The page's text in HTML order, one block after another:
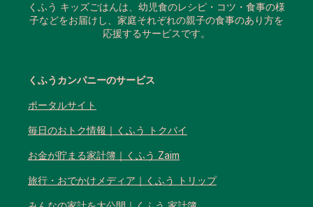
くふう キッズごはんは、幼児食のレシピ・コツ・食事の様
子などをお届けし、家庭それぞれの親子の食事のあり方を
応援するサービスです。
くふうカンパニーのサービス
ポータルサイト
毎日のおトク情報｜くふう トクバイ
お金が貯まる家計簿｜くふう Zaim
旅行・おでかけメディア｜くふう トリップ